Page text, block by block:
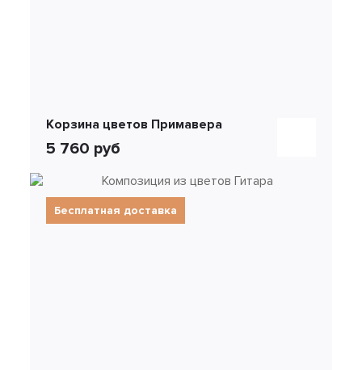
Корзина цветов Примавера
5 760 руб
Бесплатная доставка